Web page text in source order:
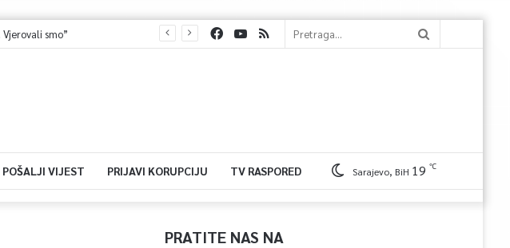
POŠALJI VIJEST PRIJAVI KORUPCIJU TV RASPORED Sarajevo, BiH 19 ℃
PRATITE NAS NA